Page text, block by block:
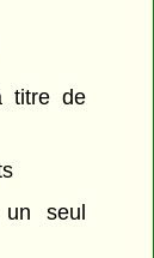
titre de
seul